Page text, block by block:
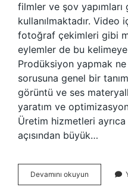
filmler ve şov
kullanılmaktadır. Video
fotoğraf çekimleri gibi
eylemler de bu
Prodüksiyon yapmak
sorusuna genel bir
görüntü ve ses
yaratım ve
Üretim hizmetleri
açısından büyük…
Devamını okuyun
Nedir